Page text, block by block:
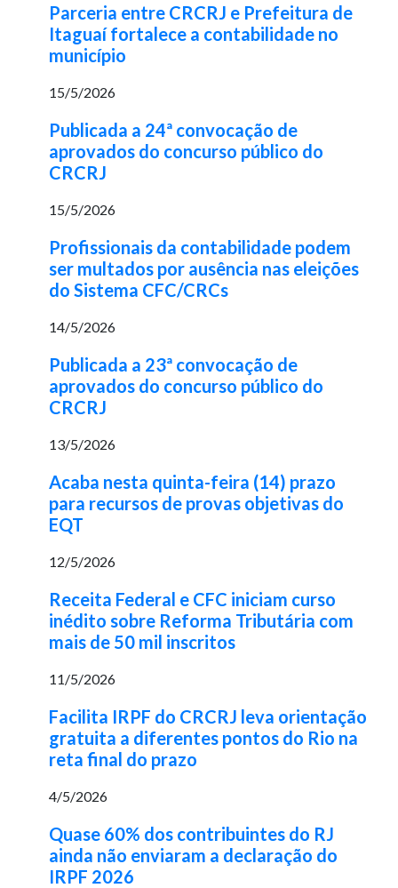
Parceria entre CRCRJ e Prefeitura de
Itaguaí fortalece a contabilidade no
município
15/5/2026
Publicada a 24ª convocação de
aprovados do concurso público do
CRCRJ
15/5/2026
Profissionais da contabilidade podem
ser multados por ausência nas eleições
do Sistema CFC/CRCs
14/5/2026
Publicada a 23ª convocação de
aprovados do concurso público do
CRCRJ
13/5/2026
Acaba nesta quinta-feira (14) prazo
para recursos de provas objetivas do
EQT
12/5/2026
Receita Federal e CFC iniciam curso
inédito sobre Reforma Tributária com
mais de 50 mil inscritos
11/5/2026
Facilita IRPF do CRCRJ leva orientação
gratuita a diferentes pontos do Rio na
reta final do prazo
4/5/2026
Quase 60% dos contribuintes do RJ
ainda não enviaram a declaração do
IRPF 2026